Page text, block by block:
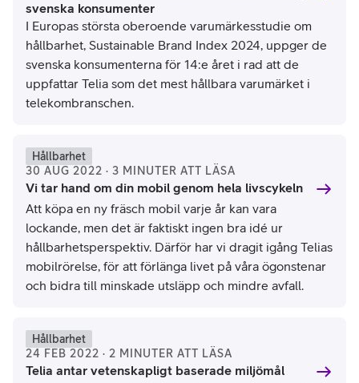
svenska konsumenter
I Europas största oberoende varumärkesstudie om
hållbarhet, Sustainable Brand Index 2024, uppger de
svenska konsumenterna för 14:e året i rad att de
uppfattar Telia som det mest hållbara varumärket i
telekombranschen.
Hållbarhet
30 AUG 2022 · 3 MINUTER ATT LÄSA
Vi tar hand om din mobil genom hela livscykeln
Att köpa en ny fräsch mobil varje år kan vara
lockande, men det är faktiskt ingen bra idé ur
hållbarhetsperspektiv. Därför har vi dragit igång Telias
mobilrörelse, för att förlänga livet på våra ögonstenar
och bidra till minskade utsläpp och mindre avfall.
Hållbarhet
24 FEB 2022 · 2 MINUTER ATT LÄSA
Telia antar vetenskapligt baserade miljömål